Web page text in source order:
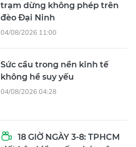
trạm dừng không phép trên
đèo Đại Ninh
04/08/2026 11:00
Sức cầu trong nền kinh tế
không hề suy yếu
04/08/2026 04:28
18 GIỜ NGÀY 3-8: TPHCM